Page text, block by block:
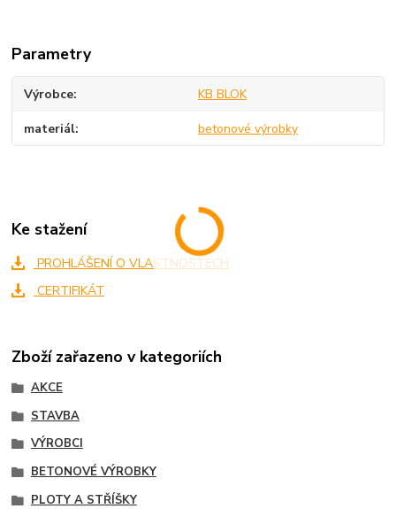
Parametry
Výrobce KB BLOK
materiál betonové výrobky
Ke stažení
PROHLÁŠENÍ O VLASTNOSTECH
CERTIFIKÁT
Zboží zařazeno v kategoriích
AKCE
STAVBA
VÝROBCI
BETONOVÉ VÝROBKY
PLOTY A STŘÍŠKY